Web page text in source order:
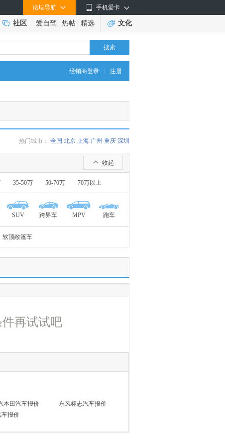
手机爱卡
论坛导航
社区 爱自驾 热帖 精选 文化
搜索
经销商登录 注册
热门城市： 全国 北京 上海 广州 重庆 深圳
收起
35-50万 50-70万 70万以上
SUV 跨界车 MPV 跑车
软顶敞篷车
再试试吧
本田汽车报价
东风标志汽车报价
车报价